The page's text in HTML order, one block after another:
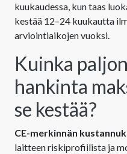
kuukaudessa, kun taas
kestää 12–24 kuukautta
arviointiaikojen vuoksi.
Kuinka
hankinta
se kestää?
CE-merkinnän
laitteen riskiprofiilista ja